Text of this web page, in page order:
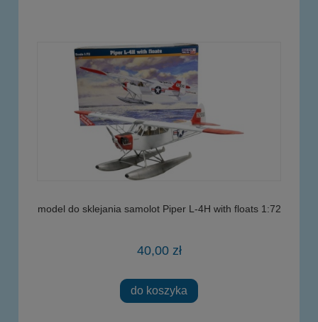
model do sklejania samolot Piper L-4H with floats 1:72
40,00 zł
do koszyka